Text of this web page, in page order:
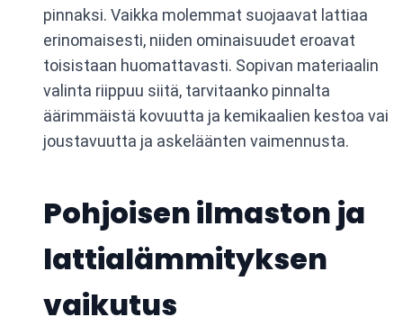
pinnaksi. Vaikka molemmat suojaavat lattiaa
erinomaisesti, niiden ominaisuudet eroavat
toisistaan huomattavasti. Sopivan materiaalin
valinta riippuu siitä, tarvitaanko pinnalta
äärimmäistä kovuutta ja kemikaalien kestoa vai
joustavuutta ja askeläänten vaimennusta.
Pohjoisen ilmaston ja
lattialämmityksen
vaikutus